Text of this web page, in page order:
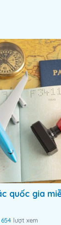
quốc gia
654 lượt xem